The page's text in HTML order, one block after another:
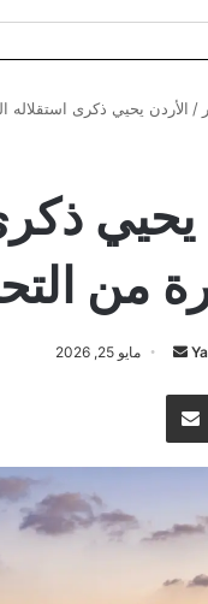
/ الأردن يحيي ذكرى استقلاله
يحيي
من
أرسل مايو 25, 2026
مشاركة عبر البريد